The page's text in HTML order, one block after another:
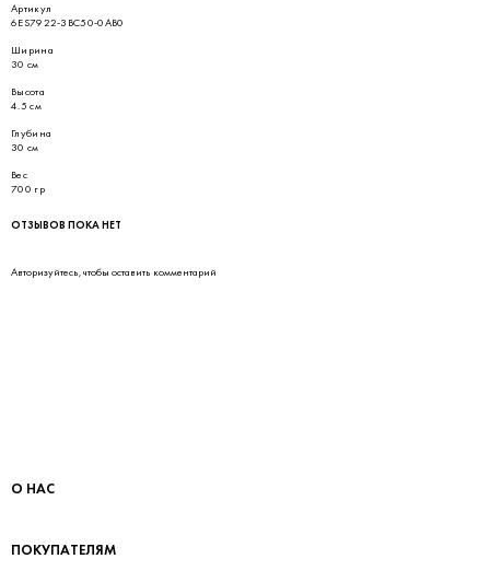
Артикул
6ES7922-3BC50-0AB0
Ширина
30 см
Высота
4.5 см
Глубина
30 см
Вес
700 гр
ОТЗЫВОВ ПОКА НЕТ
Авторизуйтесь, чтобы оставить комментарий
О НАС
ПОКУПАТЕЛЯМ